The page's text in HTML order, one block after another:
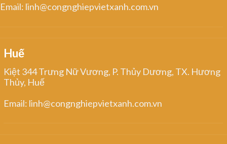
Email: linh@congnghiepvietxanh.com.vn
Huế
Kiệt 344 Trưng Nữ Vương, P. Thủy Dương, TX. Hương
Thủy, Huế
Email: linh@congnghiepvietxanh.com.vn